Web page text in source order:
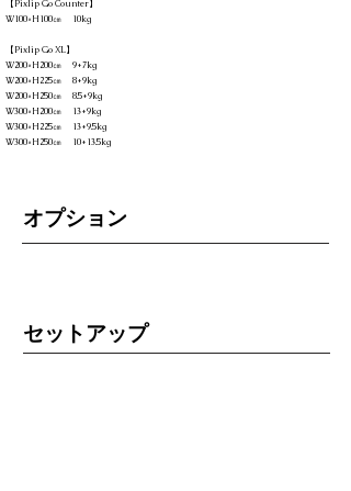
【Pixlip Go Counter】
W100×H100㎝ 10kg
【Pixlip Go XL】
W200×H200㎝ 9+7kg
W200×H225㎝ 8+9kg
W200×H250㎝ 8.5+9kg
W300×H200㎝ 13+9kg
W300×H225㎝ 13+9.5kg
W300×H250㎝ 10+13.5kg
オプション
セットアップ